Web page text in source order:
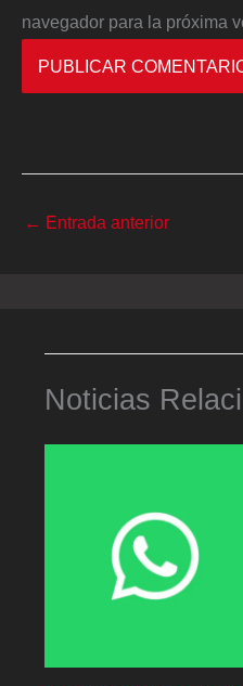
navegador para la próxima
← Entrada anterior
Noticias